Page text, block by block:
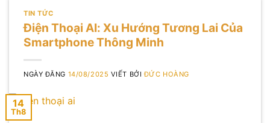
TIN TỨC
Điện Thoại AI: Xu Hướng Tương Lai Của
Smartphone Thông Minh
NGÀY ĐĂNG 14/08/2025 VIẾT BỞIĐỨC HOÀNG
14
Th8